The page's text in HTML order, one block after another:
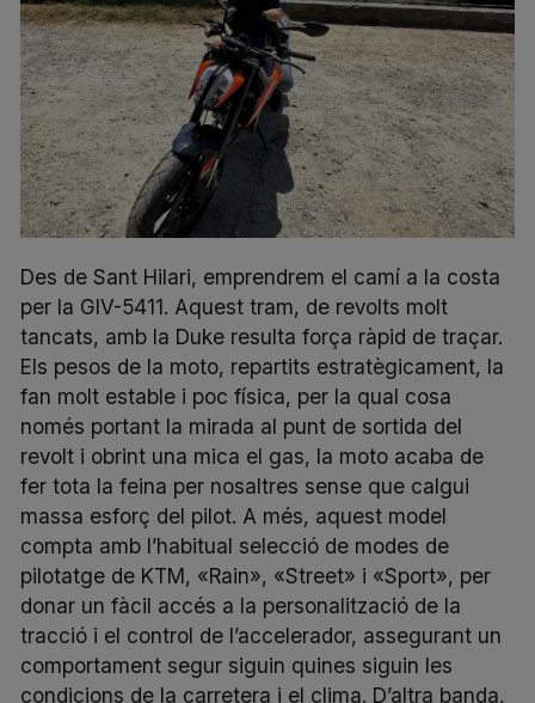
Des de Sant Hilari, emprendrem el camí a la costa
per la GIV-5411. Aquest tram, de revolts molt
tancats, amb la Duke resulta força ràpid de traçar.
Els pesos de la moto, repartits estratègicament, la
fan molt estable i poc física, per la qual cosa
només portant la mirada al punt de sortida del
revolt i obrint una mica el gas, la moto acaba de
fer tota la feina per nosaltres sense que calgui
massa esforç del pilot. A més, aquest model
compta amb l’habitual selecció de modes de
pilotatge de KTM, «Rain», «Street» i «Sport», per
donar un fàcil accés a la personalització de la
tracció i el control de l’accelerador, assegurant un
comportament segur siguin quines siguin les
condicions de la carretera i el clima. D’altra banda,